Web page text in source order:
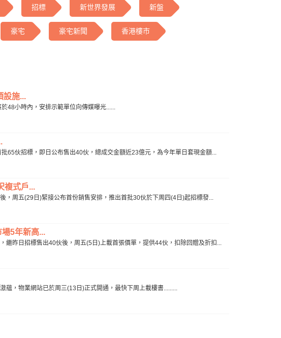
招標 新世界發展 新盤
豪宅 豪宅新聞 香港樓市
設施...
48小時內，安排示範單位向傳媒曝光......
65伙招標，即日公布售出40伙，總成交金額近23億元，為今年單日套現金額...
複式戶...
，周五(29日)緊接公布首份銷售安排，推出首批30伙於下周四(4日)起招標發...
5年新高...
繼昨日招標售出40伙後，周五(5日)上載首張價單，提供44伙，扣除回贈及折扣...
，物業網站已於周三(13日)正式開通，最快下周上載樓書.........